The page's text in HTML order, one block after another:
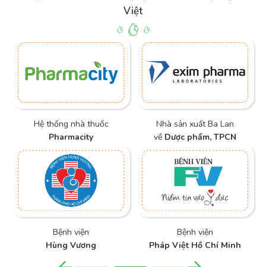
Việt
Hệ thống nhà thuốc
Pharmacity
Bệnh viện
Hùng Vương
Nhà sản xuất Ba Lan
về Dược phẩm, TPCN
Bệnh viện
Pháp Việt Hồ Chí Minh